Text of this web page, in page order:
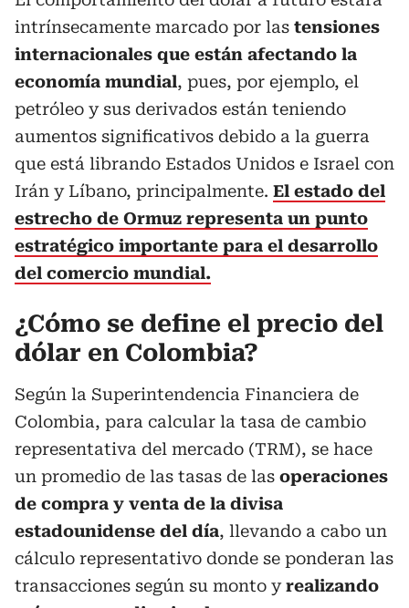
intrínsecamente marcado por las tensiones
internacionales que están afectando la
economía mundial, pues, por ejemplo, el
petróleo y sus derivados están teniendo
aumentos significativos debido a la guerra
que está librando Estados Unidos e Israel con
Irán y Líbano, principalmente. El estado del
estrecho de Ormuz representa un punto
estratégico importante para el desarrollo
del comercio mundial.
¿Cómo se define el precio del
dólar en Colombia?
Según la Superintendencia Financiera de
Colombia, para calcular la tasa de cambio
representativa del mercado (TRM), se hace
un promedio de las tasas de las operaciones
de compra y venta de la divisa
estadounidense del día, llevando a cabo un
cálculo representativo donde se ponderan las
transacciones según su monto yrealizando